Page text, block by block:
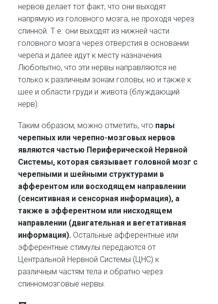
нервов делает тот факт, что они выходят
напрямую из головного мозга, не проходя через
спинной. Т.е. они выходят из нижней части
головного мозга через отверстия в основании
черепа и далее идут к месту назначения.
Любопытно, что эти нервы направляются не
только к различным зонам головы, но и также к
шее и области груди и живота (блуждающий
нерв).
Таким образом, можно отметить, что пары
черепных или черепно-мозговых нервов
являются частью Периферической Нервной
Системы, которая связывает головной мозг с
черепными и шейными структурами в
афферентом или восходящем направлении
(сенситивная и сенсорная информация), а
также в эфферентном или нисходящем
направлении (двигательная и вегетативная
информация). Остальные афферентные или
эфферентные стимулы передаются от
Центральной Нервной Системы (ЦНС) к
различным частям тела и обратно через
спинномозговые нервы.